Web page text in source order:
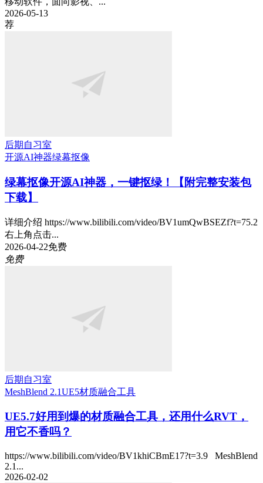
2026-05-13
荐
后期自习室
开源AI神器绿幕抠像
绿幕抠像开源AI神器，一键抠绿！【附完整安装包
下载】
详细介绍 https://www.bilibili.com/video/BV1umQwBSEZf?t=75.2
右上角点击...
2026-04-22免费
免费
后期自习室
MeshBlend 2.1UE5材质融合工具
UE5.7好用到爆的材质融合工具，还用什么RVT，
用它不香吗？
https://www.bilibili.com/video/BV1khiCBmE17?t=3.9 MeshBlend
2.1...
2026-02-02